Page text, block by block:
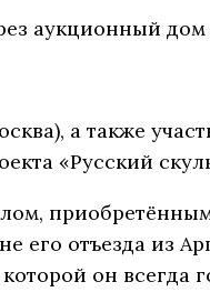
аукционный дом
а также
«Русский
его отъезда из
он всегда